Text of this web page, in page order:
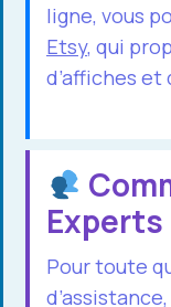
ligne, vous
Etsy, qui
d’affiches et
Experts
Pour toute